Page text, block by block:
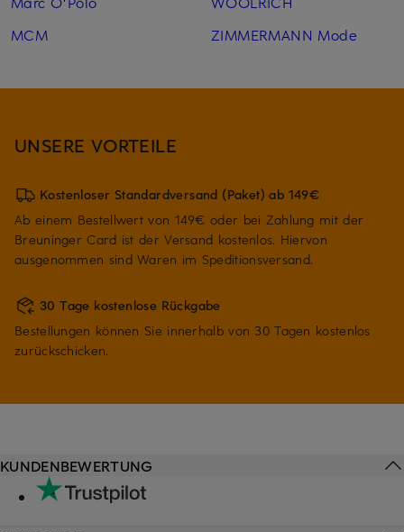
MCM
ZIMMERMANN Mode
UNSERE VORTEILE
Kostenloser Standardversand (Paket) ab 149€
Ab einem Bestellwert von 149€ oder bei Zahlung mit der
Breuninger Card ist der Versand kostenlos. Hiervon
ausgenommen sind Waren im Speditionsversand.
30 Tage kostenlose Rückgabe
Bestellungen können Sie innerhalb von 30 Tagen kostenlos
zurückschicken.
KUNDENBEWERTUNG